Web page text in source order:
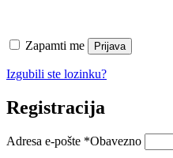
Zapamti me Prijava
Izgubili ste lozinku?
Registracija
Adresa e-pošte *Obavezno